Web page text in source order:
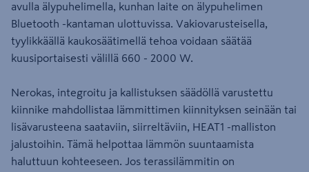
avulla älypuhelimella, kunhan laite on älypuhelimen
Bluetooth -kantaman ulottuvissa. Vakiovarusteisella,
tyylikkäällä kaukosäätimellä tehoa voidaan säätää
kuusiportaisesti välillä 660 - 2000 W.
Nerokas, integroitu ja kallistuksen säädöllä varustettu
kiinnike mahdollistaa lämmittimen kiinnityksen seinään tai
lisävarusteena saataviin, siirreltäviin, HEAT1 -malliston
jalustoihin. Tämä helpottaa lämmön suuntaamista
haluttuun kohteeseen. Jos terassilämmitin on